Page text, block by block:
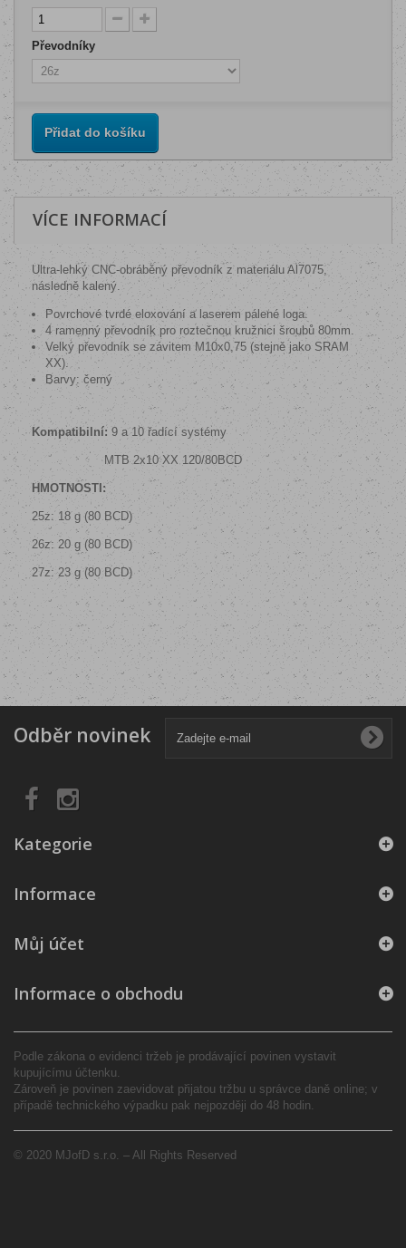
Převodníky
Přidat do košíku
VÍCE INFORMACÍ
Ultra-lehký CNC-obráběný převodník z materiálu Al7075,
následně kalený.
Povrchové tvrdé eloxování a laserem pálené loga.
4 ramenný převodník pro roztečnou kružnici šroubů 80mm.
Velký převodník se závitem M10x0,75 (stejně jako SRAM
XX).
Barvy: černý
Kompatibilní: 9 a 10 řadící systémy
MTB 2x10 XX 120/80BCD
HMOTNOSTI:
25z: 18 g (80 BCD)
26z: 20 g (80 BCD)
27z: 23 g (80 BCD)
Odběr novinek
Kategorie
Informace
Můj účet
Informace o obchodu
Podle zákona o evidenci tržeb je prodávající povinen vystavit
kupujícímu účtenku.
Zároveň je povinen zaevidovat přijatou tržbu u správce daně online; v
případě technického výpadku pak nejpozději do 48 hodin.
© 2020 MJofD s.r.o. – All Rights Reserved